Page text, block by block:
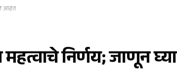
आहेत
निर्णय; जाणून घ्या